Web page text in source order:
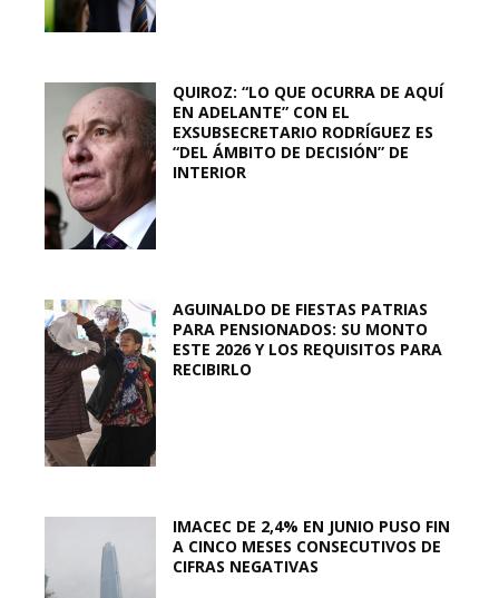
QUIROZ: “LO QUE OCURRA DE AQUÍ
EN ADELANTE” CON EL
EXSUBSECRETARIO RODRÍGUEZ ES
“DEL ÁMBITO DE DECISIÓN” DE
INTERIOR
AGUINALDO DE FIESTAS PATRIAS
PARA PENSIONADOS: SU MONTO
ESTE 2026 Y LOS REQUISITOS PARA
RECIBIRLO
IMACEC DE 2,4% EN JUNIO PUSO FIN
A CINCO MESES CONSECUTIVOS DE
CIFRAS NEGATIVAS